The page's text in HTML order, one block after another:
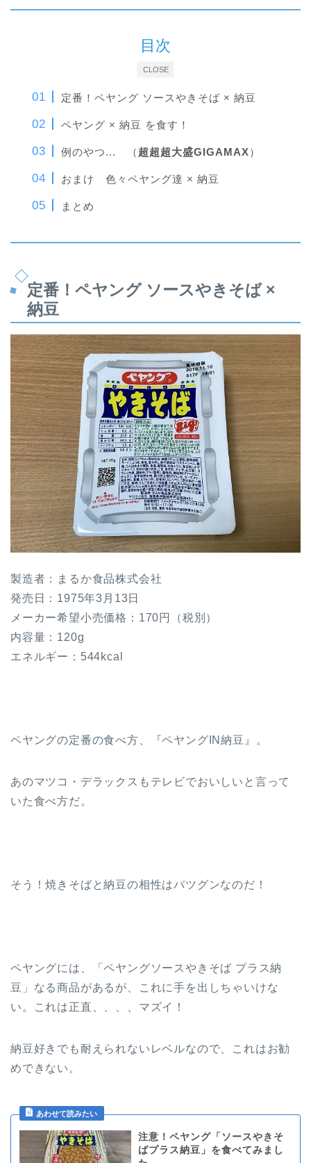
CLOSE
目次
定番！ペヤング ソースやきそば × 納豆
ペヤング × 納豆 を食す！
例のやつ... （ 超超超大盛GIGAMAX）
おまけ 色々ペヤング達 × 納豆
まとめ
定番！ペヤング ソースやきそば ×
納豆
製造者：まるか食品株式会社
発売日：1975年3月13日
メーカー希望小売価格：170円（税別）
内容量：120g
エネルギー：544kcal
ペヤングの定番の食べ方、『ペヤングIN納豆』。
あのマツコ・デラックスもテレビでおいしいと言って
いた食べ方だ。
そう！焼きそばと納豆の相性はバツグンなのだ！
ペヤングには、「ペヤングソースやきそば プラス納
豆」なる商品があるが、これに手を出しちゃいけな
い。これは正直、、、、マズイ！
納豆好きでも耐えられないレベルなので、これはお勧
めできない。
注意！ペヤング「ソースやきそ
ばプラス納豆」を食べてみまし